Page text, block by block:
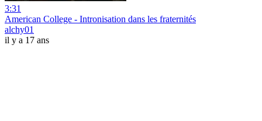
3:31
American College - Intronisation dans les fraternités
alchy01
il y a 17 ans